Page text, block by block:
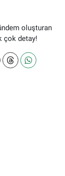
oluşturan
çok detay!